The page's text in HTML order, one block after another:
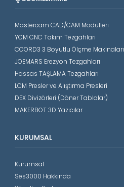
Mastercam CAD/CAM Modülleri
YCM CNC Takım Tezgahları
COORD3 3 Boyutlu Ölçme Makinaları
JOEMARS Erezyon Tezgahları
Hassas TAŞLAMA Tezgahları
LCM Presler ve Alıştırma Presleri
DEX Divizörleri (Döner Tablalar)
MAKERBOT 3D Yazıcılar
KURUMSAL
Kurumsal
Ses3000 Hakkında